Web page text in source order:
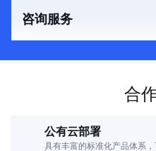
咨询服务
合
公有云部署
具有丰富的标准化产品体系